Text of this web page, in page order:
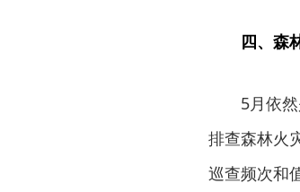
四、森
5月依
排查森林火
巡查频次和